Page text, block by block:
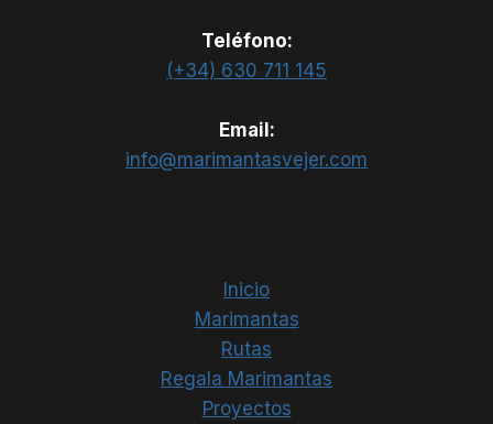
Teléfono:
(+34) 630 711 145
Email:
info@marimantasvejer.com
Inicio
Marimantas
Rutas
Regala Marimantas
Proyectos